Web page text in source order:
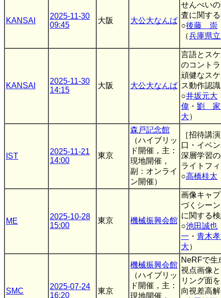
KANSAI
2025-11-30
09:45
大阪 大公大なんば
せんべい
査に関す
○後藤 崇
（兵庫県
KANSAI
2025-11-30
14:15
大阪 大公大なんば
言語とス
のコント
頑健なス
ス動作認識
○井坂元大
偉 ・ 劉 家
大）
IST
2025-11-21
14:00
東京
森戸記念館
（ハイブリッ
ド開催，主：
現地開催，
副：オンライ
ン開催）
［招待講
口・イベ
深層学習
ライトフ
○高橋桂太
ME
2025-10-28
15:00
東京 機械振興会館
画像キャ
づくシー
に関する
○池田誠也
一 ・ 青木
大）
SMC
2025-07-24
16:20
東京
機械振興会館
（ハイブリッ
ド開催，主：
現地開催，
NeRFで生
視点画像
リング面
向視差高